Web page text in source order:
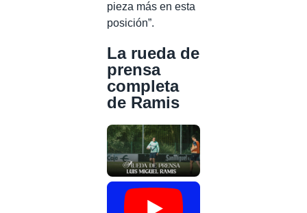
pieza más en esta
posición”.
La rueda de
prensa
completa
de Ramis